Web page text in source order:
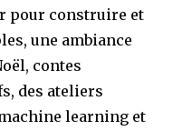
pour construire et
une ambiance
contes
des ateliers
learning et